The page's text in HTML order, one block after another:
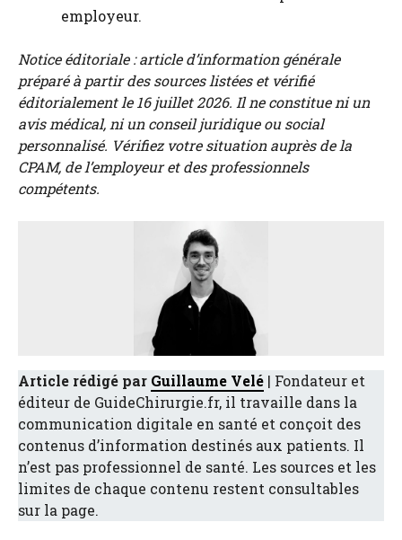
employeur.
Notice éditoriale : article d’information générale
préparé à partir des sources listées et vérifié
éditorialement le 16 juillet 2026. Il ne constitue ni un
avis médical, ni un conseil juridique ou social
personnalisé. Vérifiez votre situation auprès de la
CPAM, de l’employeur et des professionnels
compétents.
Article rédigé par Guillaume Velé | Fondateur et
éditeur de GuideChirurgie.fr, il travaille dans la
communication digitale en santé et conçoit des
contenus d’information destinés aux patients. Il
n’est pas professionnel de santé. Les sources et les
limites de chaque contenu restent consultables
sur la page.